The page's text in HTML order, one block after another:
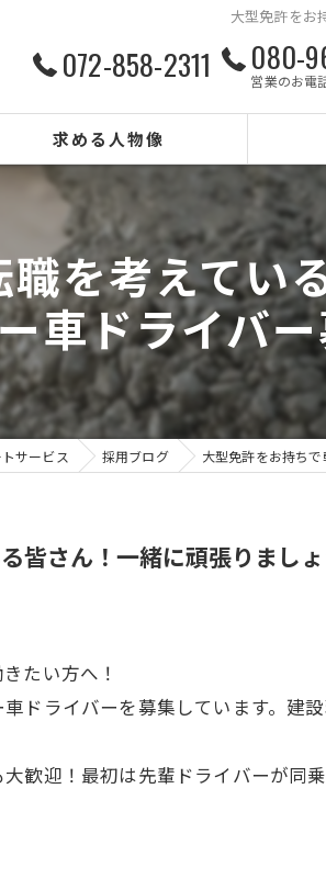
大型免許をお
072-858-2311 080-
営業のお電
求める人物像
を考えてい
車ドライバ
サービス 採用ブログ 大型免許をお持ち
皆さん！一緒に頑張りまし
たい方へ！
ドライバーを募集しています。建
歓迎！最初は先輩ドライバーが同